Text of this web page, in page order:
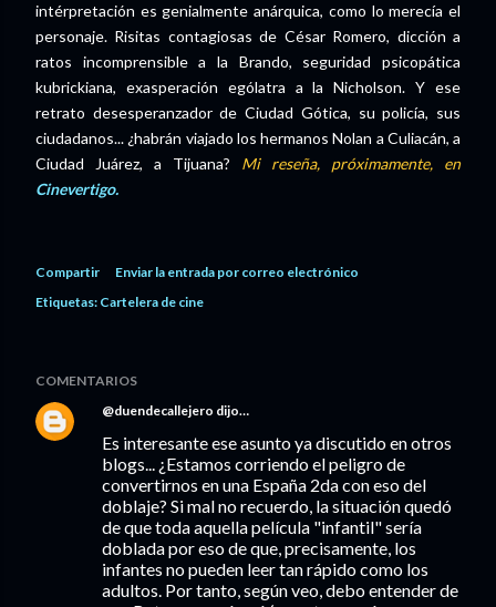
intérpretación es genialmente anárquica, como lo merecía el
personaje. Risitas contagiosas de César Romero, dicción a
ratos incomprensible a la Brando, seguridad psicopática
kubrickiana, exasperación ególatra a la Nicholson. Y ese
retrato desesperanzador de Ciudad Gótica, su policía, sus
ciudadanos... ¿habrán viajado los hermanos Nolan a Culiacán, a
Ciudad Juárez, a Tijuana? Mi reseña, próximamente, en
Cinevertigo.
Compartir
Enviar la entrada por correo electrónico
Etiquetas: Cartelera de cine
COMENTARIOS
@duendecallejero dijo…
Es interesante ese asunto ya discutido en otros
blogs... ¿Estamos corriendo el peligro de
convertirnos en una España 2da con eso del
doblaje? Si mal no recuerdo, la situación quedó
de que toda aquella película "infantil" sería
doblada por eso de que, precisamente, los
infantes no pueden leer tan rápido como los
adultos. Por tanto, según veo, debo entender de